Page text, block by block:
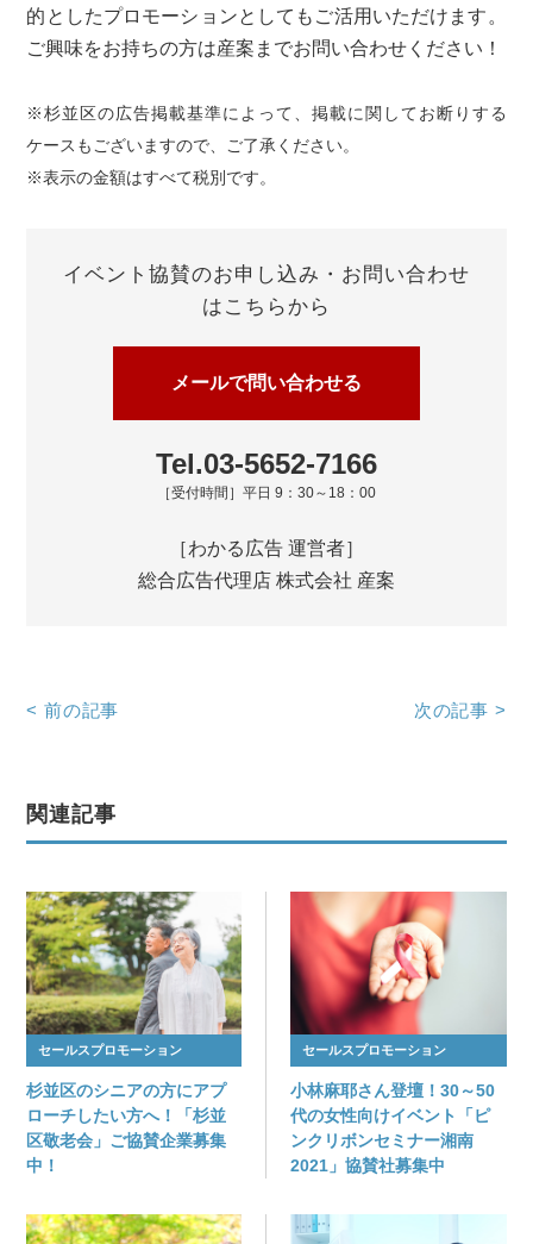
的としたプロモーションとしてもご活用いただけます。
ご興味をお持ちの方は産案までお問い合わせください！
※杉並区の広告掲載基準によって、掲載に関してお断りする
ケースもございますので、ご了承ください。
※表示の金額はすべて税別です。
イベント協賛のお申し込み・お問い合わせ
はこちらから
メールで問い合わせる
Tel.03-5652-7166
［受付時間］平日 9：30～18：00
［わかる広告 運営者］
総合広告代理店 株式会社 産案
< 前の記事 次の記事 >
関連記事
セールスプロモーション
杉並区のシニアの方にアプ
ローチしたい方へ！「杉並
区敬老会」ご協賛企業募集
中！
セールスプロモーション
小林麻耶さん登壇！30～50
代の女性向けイベント「ピ
ンクリボンセミナー湘南
2021」協賛社募集中